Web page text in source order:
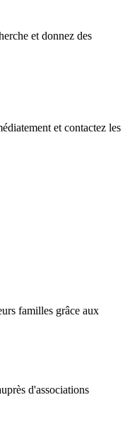
et donnez des
et contactez les
familles grâce aux
d'associations